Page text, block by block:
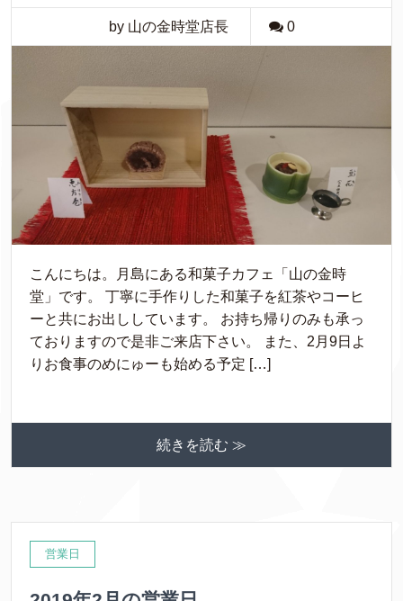
by 山の金時堂店長 0
こんにちは。月島にある和菓子カフェ「山の金時
堂」です。 丁寧に手作りした和菓子を紅茶やコーヒ
ーと共にお出ししています。 お持ち帰りのみも承っ
ておりますので是非ご来店下さい。 また、2月9日よ
りお食事のめにゅーも始める予定 […]
続きを読む ≫
営業日